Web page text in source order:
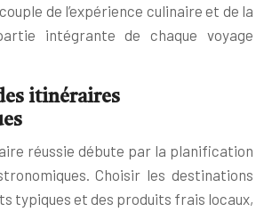
de l’expérience culinaire et de la
intégrante de chaque voyage
itinéraires
réussie débute par la planification
Choisir les destinations
typiques et des produits frais locaux,